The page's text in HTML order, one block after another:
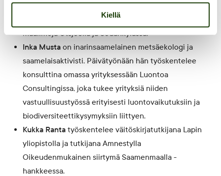
Kiellä
malminetsinnän ja kaivoshankkeiden yhteydessä
syntyvää vastustusta sekä vaihtoehtoisia tiedon
maailmoja Utsjoella ja Sodankylässä.
Inka Musta on inarinsaamelainen metsäekologi ja
saamelaisaktivisti. Päivätyönään hän työskentelee
konsulttina omassa yrityksessään Luontoa
Consultingissa, joka tukee yrityksiä niiden
vastuullisuustyössä erityisesti luontovaikutuksiin ja
biodiversiteettikysymyksiin liittyen.
Kukka Ranta työskentelee väitöskirjatutkijana Lapin
yliopistolla ja tutkijana Amnestylla
Oikeudenmukainen siirtymä Saamenmaalla -
hankkeessa.